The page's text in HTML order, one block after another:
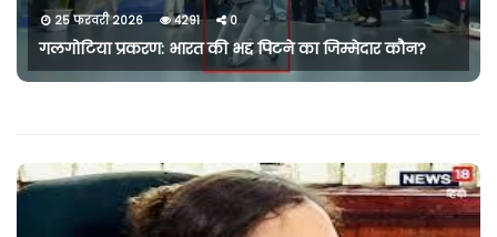
25 फरवरी 2026 4291 0
गलगोटिया प्रकरण: भारत की भद्द पिटने का जिम्मेदार कौन?